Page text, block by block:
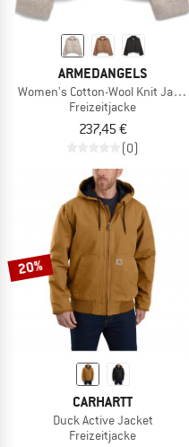
ARMEDANGELS
Women's Cotton-Wool Knit Jacket
Freizeitjacke
237,45 €
(0)
20%
CARHARTT
Duck Active Jacket
Freizeitjacke